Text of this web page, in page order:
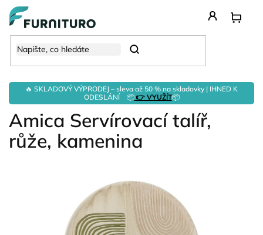
Přejít
obsah
🔥 SKLADOVÝ VÝPRODEJ – sleva až 50 % na skladovky | IHNED K
ODESLÁNÍ 📦👉 VYUŽÍT📦
Hledat
Amica Servírovací talíř,
růže, kamenina